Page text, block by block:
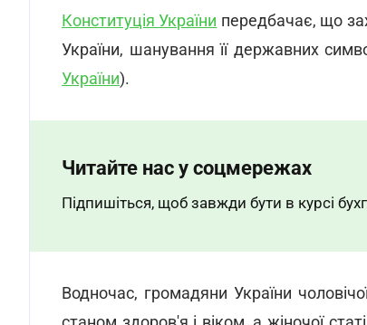
Конституція України передбачає, що
України, шанування її державних
України).
Читайте нас у соцмережах
Підпишіться, щоб завжди бути в курсі
Водночас, громадяни України